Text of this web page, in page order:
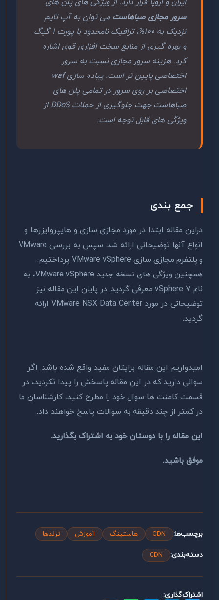
ایران و اروپا قرار دارد. از ویژگی های پلن های
سرور مجازی صباهاست می توان به آپ تایم
نزدیک به 100%، ترافیک نامحدود با پورت 1 گیگ
و بهره گیری از منابع سخت افزاری قوی اشاره
کرد. هزینه سرور مجازی نسبت به سرور
اختصاصی پایین تر است. پیاده سازی waf
اختصاصی بر روی سرور در تمامی پلن های
صباهاست جهت جلوگیری از حملات DDoS از
ویژگی های قابل توجه است.
جمع بندی
دراین مقاله ابتدا در مورد مجازی سازی و هایپروایزرها و
انواع آنها توضیحاتی ارائه شد. سپس به بررسی VMware
و پلتفرم مجازی سازی VMware vSphere پرداختیم.
همچنین ویژگی های نسخه جدید VMware vSphere، به
نام vSphere 7 معرفی گردید. در پایان این مقاله نیز
توضیحاتی در مورد VMware NSX Data Center ارائه
گردید.
امیدواریم این مقاله برایتان مفید واقع شده باشد. اگر
سوالی دارید که در این مقاله پاسخش را پیدا نکردید، در
قسمت کامنت ها سوال خود را مطرح کنید، کارشناسان ما
در کمتر از چند دقیقه به سوالات پاسخ خواهند داد.
این مقاله را با دوستان خود به اشتراک بگذارید.
موفق باشید.
برچسب‌ها: CDN هاستینگ آموزش ترندها
دسته‌بندی: CDN
اشتراک‌گذاری: